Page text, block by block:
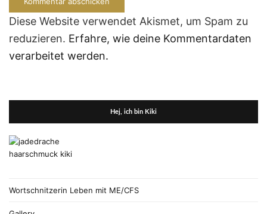
Diese Website verwendet Akismet, um Spam zu
reduzieren. Erfahre, wie deine Kommentardaten
verarbeitet werden.
Hej, ich bin Kiki
Wortschnitzerin Leben mit ME/CFS